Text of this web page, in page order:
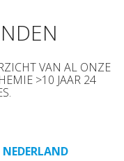
VAN AL ONZE
>10 JAAR 24